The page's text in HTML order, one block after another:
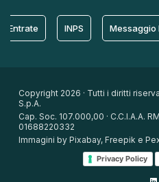
Messaggio INPS
Copyright 2026 · Tutti i diritti
S.p.A.
Cap. Soc. 107.000,00 · C.C.I.A.A.
01688220332
Immagini by Pixabay, Freepik e
Privacy Policy